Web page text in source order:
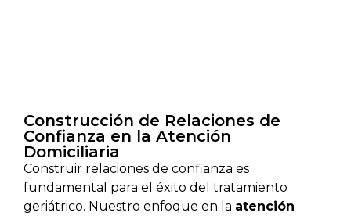
Construcción de Relaciones de
Confianza en la Atención
Domiciliaria
Construir relaciones de confianza es
fundamental para el éxito del tratamiento
geriátrico. Nuestro enfoque en la atención